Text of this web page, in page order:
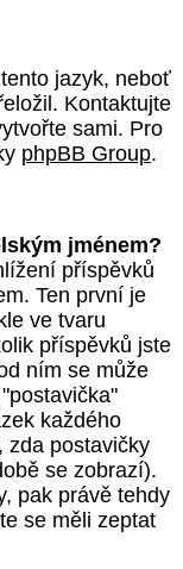
jazyk, neboť
Kontaktujte
sami. Pro
phpBB Group.
jménem?
příspěvků
Ten první je
ve tvaru
příspěvků jste
ním se může
každého
zda postavičky
se zobrazí).
pak právě tehdy
se měli zeptat